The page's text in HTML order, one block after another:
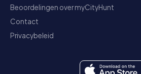
Beoordelingen over myCityHunt
Contact
Privacybeleid